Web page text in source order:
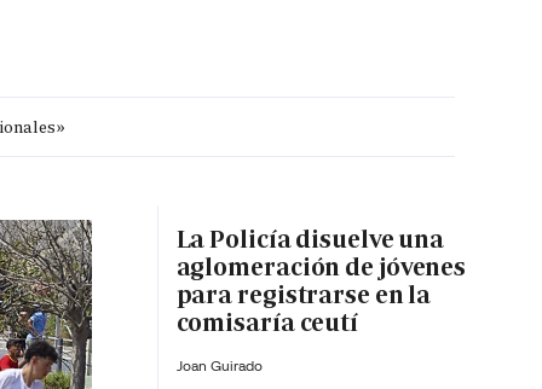
HORA
La Policía disuelve una
aglomeración de jóvenes
para registrarse en la
comisaría ceutí
Joan Guirado